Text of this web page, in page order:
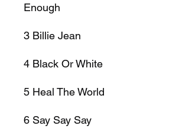
Enough
3 Billie Jean
4 Black Or White
5 Heal The World
6 Say Say Say